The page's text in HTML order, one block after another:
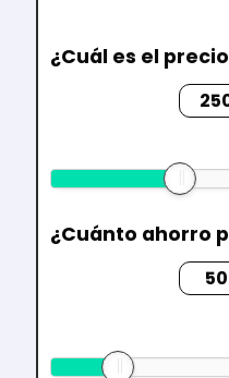
¿Cuál es el
¿Cuánto ahorro